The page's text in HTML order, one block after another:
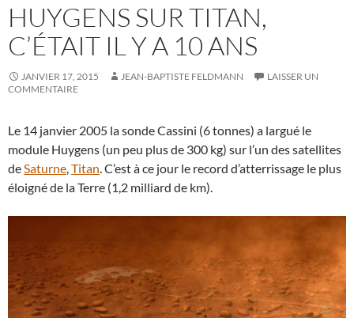
HUYGENS SUR TITAN,
C’ÉTAIT IL Y A 10 ANS
JANVIER 17, 2015 JEAN-BAPTISTE FELDMANN
LAISSER UN
COMMENTAIRE
Le 14 janvier 2005 la sonde Cassini (6 tonnes) a largué le
module Huygens (un peu plus de 300 kg) sur l’un des satellites
deSaturne,Titan. C’est à ce jour le record d’atterrissage le plus
éloigné de la Terre (1,2 milliard de km).